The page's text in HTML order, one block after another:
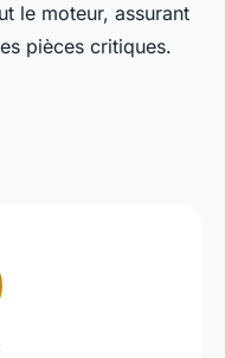
le moteur, assurant
pièces critiques.